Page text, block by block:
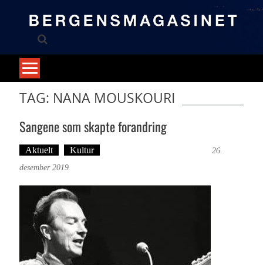
TAG: NANA MOUSKOURI
Sangene som skapte forandring
Aktuelt Kultur
26.
desember 2019